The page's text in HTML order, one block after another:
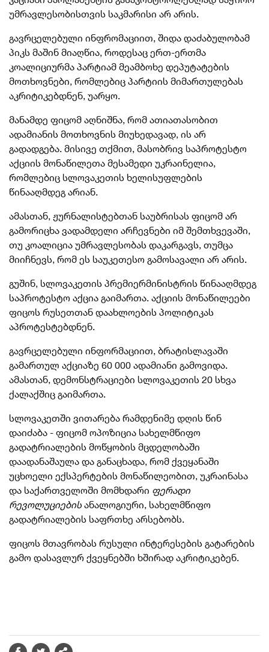
უმრავლესობისთვის საკმარისი არ არის.
გავრცელებული ინფრომაციით, შიდა დაძაბულობამ
პიკს მაშინ მიაღწია, როდესაც ერთ-ერთმა
კოალიციურმა პარტიამ მეამბოხე დეპუტატების
მოთხოვნები, რომლებიც პარტიის მიმართულებას
აკრიტიკებდნენ, უარყო.
მანამდე ფიცომ აღნიშნა, რომ ათიათასობით
ადამიანის მოთხოვნის მიუხედავად, ის არ
გადადგება. მისივე თქმით, მასობრივ საპროტესტო
აქციის მონაწილეთა მესამედი უკრაინელია,
რომლებიც სლოვაკეთის ხელისუფლების
წინააღმდეგ არიან.
ამასთან, ჟურნალისტებთან საუბრისას ფიცომ არ
გამორიცხა ვადამდელი არჩევნები იმ შემთხვევაში,
თუ კოალიცია უმრავლესობას დაკარგავს, თუმცა
მიიჩნევს, რომ ეს საუკეთესო გამოსავალი არ არის.
გუშინ, სლოვაკეთის პრემიერმინისტრის წინააღმდეგ
საპროტესტო აქცია გაიმართა. აქციის მონაწილეები
ფიცოს რუსეთთან დაახლოების პოლიტიკას
აპროტესტებდნენ.
გავრცელებული ინფორმაციით, ბრატისლავაში
გამართულ აქციაზე 60 000 ადამიანი გამოვიდა.
ამასთან, დემონსტრაციები სლოვაკეთის 20 სხვა
ქალაქშიც გაიმართა.
სლოვაკეთში ვითარება რამდენიმე დღის წინ
დაიძაბა - ფიცომ ოპოზიცია სახელმწიფო
გადატრიალების მოწყობის მცდელობაში
დაადანაშაულა და განაცხადა, რომ ქვეყანაში
უცხოელი ექსპერტების მონაწილეობით, უკრაინასა
და საქართველოში მომხდარი ფერადი
რევოლუციების ანალოგიური, სახელმწიფო
გადატრიალების საფრთხე არსებობს.
ფიცოს მთავრობას რუსული ინტერესების გატარების
გამო დასავლურ ქვეყნებში ხშირად აკრიტიკებენ.